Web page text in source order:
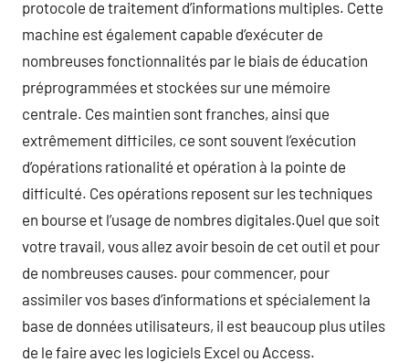
protocole de traitement d’informations multiples. Cette
machine est également capable d’exécuter de
nombreuses fonctionnalités par le biais de éducation
préprogrammées et stockées sur une mémoire
centrale. Ces maintien sont franches, ainsi que
extrêmement difficiles, ce sont souvent l’exécution
d’opérations rationalité et opération à la pointe de
difficulté. Ces opérations reposent sur les techniques
en bourse et l’usage de nombres digitales.Quel que soit
votre travail, vous allez avoir besoin de cet outil et pour
de nombreuses causes. pour commencer, pour
assimiler vos bases d’informations et spécialement la
base de données utilisateurs, il est beaucoup plus utiles
de le faire avec les logiciels Excel ou Access.